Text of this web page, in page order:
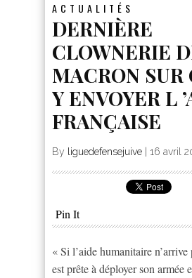
ACTUALITÉS
DERNIÈRE
CLOWNERIE
MACRON SUR
Y ENVOYER L
FRANÇAISE
By liguedefensejuive 16 avril
Pin It
« Si l’aide humanitaire
est prête à déployer son armée